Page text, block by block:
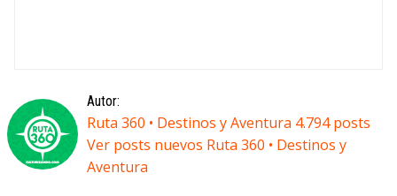
Autor:
Ruta 360 • Destinos y Aventura 4.794 posts
Ver posts nuevos Ruta 360 • Destinos y
Aventura